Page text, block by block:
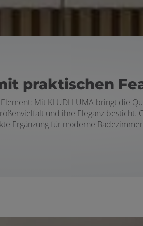
praktischen
Mit KLUDI-LUMA bringt die
und ihre Eleganz besticht.
Ergänzung für moderne